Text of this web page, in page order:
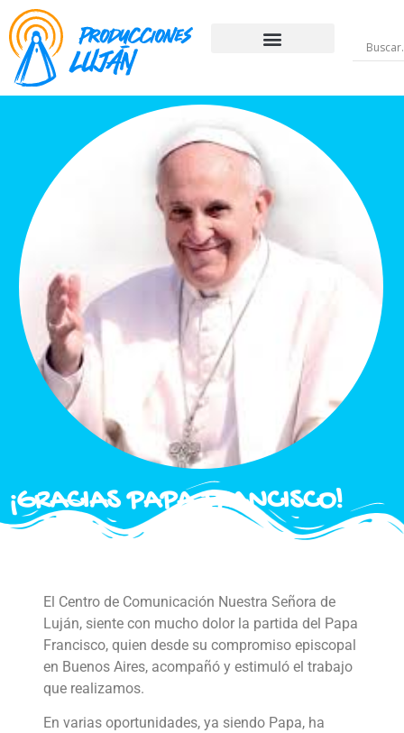
¡GRACIAS PAPA FRANCISCO!
El Centro de Comunicación Nuestra Señora de
Luján, siente con mucho dolor la partida del Papa
Francisco, quien desde su compromiso episcopal
en Buenos Aires, acompañó y estimuló el trabajo
que realizamos.
En varias oportunidades, ya siendo Papa, ha